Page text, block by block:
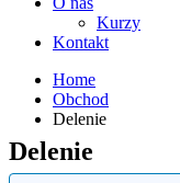
Kurzy
Kontakt
Home
Obchod
Delenie
Delenie